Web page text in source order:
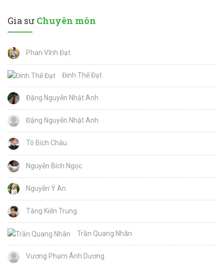
Gia sư Chuyên môn
Phan Vĩnh Đạt
Đinh Thế Đạt
Đặng Nguyễn Nhật Anh
Đặng Nguyễn Nhật Anh
Tô Bích Châu
Nguyễn Bích Ngọc
Nguyễn Ý An
Tăng Kiến Trung
Trần Quang Nhân
Vương Phạm Ánh Dương